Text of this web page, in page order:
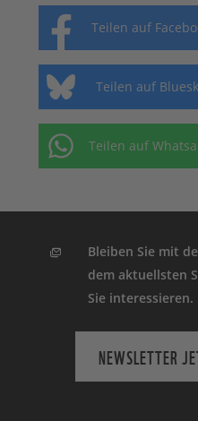
Teilen auf
Teilen auf
Teilen auf
Bleiben Sie mit
dem aktuellsten
Sie interessieren.
NEWSLETTER